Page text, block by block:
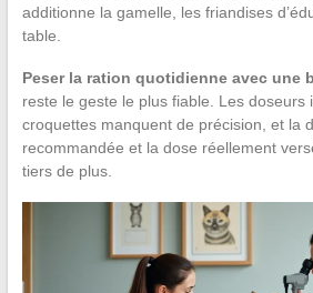
additionne la gamelle, les friandises
table.
Peser la ration quotidienne avec une
reste le geste le plus fiable. Les doseurs
croquettes manquent de précision, et la
recommandée et la dose réellement
tiers de plus.